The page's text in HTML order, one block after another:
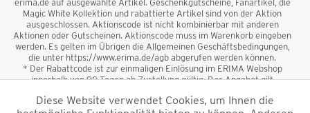
erima.de auf ausgewählte Artikel. Geschenkgutscheine, Fanartikel, die
Magic White Kollektion und rabattierte Artikel sind von der Aktion
ausgeschlossen. Aktionscode ist nicht kombinierbar mit anderen
Aktionen oder Gutscheinen. Aktionscode muss im Warenkorb eingeben
werden. Es gelten im Übrigen die Allgemeinen Geschäftsbedingungen,
die unter https://www.erima.de/agb abgerufen werden können.
* Der Rabattcode ist zur einmaligen Einlösung im ERIMA Webshop
innerhalb von 90 Tagen ab Zustellung gültig. Das Angebot gilt
sowie Geschenkgutscheine sind vom Rabatt ausgeschlossen. Der
Diese Website verwendet Cookies, um Ihnen die